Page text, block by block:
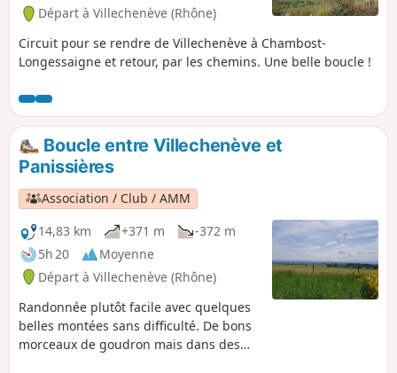
Départ à Villechenève (Rhône)
Circuit pour se rendre de Villechenève à Chambost-
Longessaigne et retour, par les chemins. Une belle boucle !
Boucle entre Villechenève et
Panissières
Association / Club / AMM
14,83 km
+371 m
-372 m
5h 20
Moyenne
Départ à Villechenève (Rhône)
Randonnée plutôt facile avec quelques
belles montées sans difficulté. De bons
morceaux de goudron mais dans des